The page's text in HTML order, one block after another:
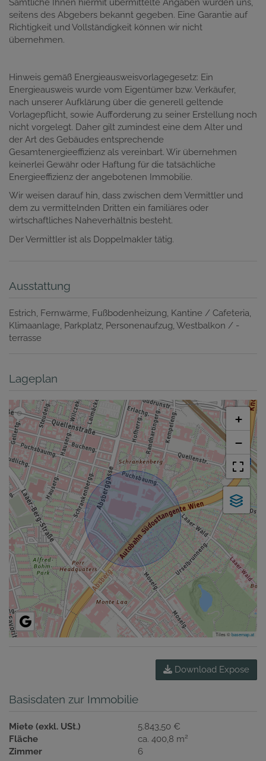
Sämtliche Ihnen hiermit übermittelte Angaben wurden uns,
seitens des Abgebers bekannt gegeben. Eine Garantie auf
Richtigkeit und Vollständigkeit können wir nicht
übernehmen.
Hinweis gemäß Energieausweisvorlagegesetz: Ein
Energieausweis wurde vom Eigentümer bzw. Verkäufer,
nach unserer Aufklärung über die generell geltende
Vorlagepflicht, sowie Aufforderung zu seiner Erstellung noch
nicht vorgelegt. Daher gilt zumindest eine dem Alter und
der Art des Gebäudes entsprechende
Gesamtenergieeffizienz als vereinbart. Wir übernehmen
keinerlei Gewähr oder Haftung für die tatsächliche
Energieeffizienz der angebotenen Immobilie.
Wir weisen darauf hin, dass zwischen dem Vermittler und
dem zu vermittelnden Dritten ein familiäres oder
wirtschaftliches Naheverhältnis besteht.
Der Vermittler ist als Doppelmakler tätig.
Ausstattung
Estrich Fernwärme Fußbodenheizung Kantine / Cafeteria
Klimaanlage Parkplatz Personenaufzug Westbalkon / -
terrasse
Lageplan
+
−
Tiles ©basemap.at
Download Expose
Basisdaten zur Immobilie
Miete (exkl. USt.)
5.843,50 €
Fläche
ca. 400,8 m2
Zimmer 6